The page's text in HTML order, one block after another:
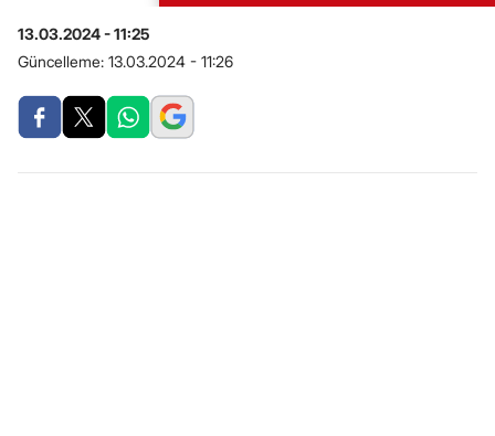
13.03.2024 - 11:25
Güncelleme: 13.03.2024 - 11:26